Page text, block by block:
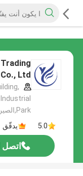
Co., Ltd.
Park,الصين
5.0
يدقّق
اتصل